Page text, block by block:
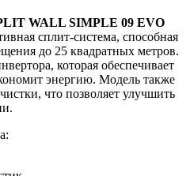
WALL SIMPLE 09 EVO
сплит-система, способная
до 25 квадратных метров.
которая обеспечивает
энергию. Модель также
что позволяет улучшить